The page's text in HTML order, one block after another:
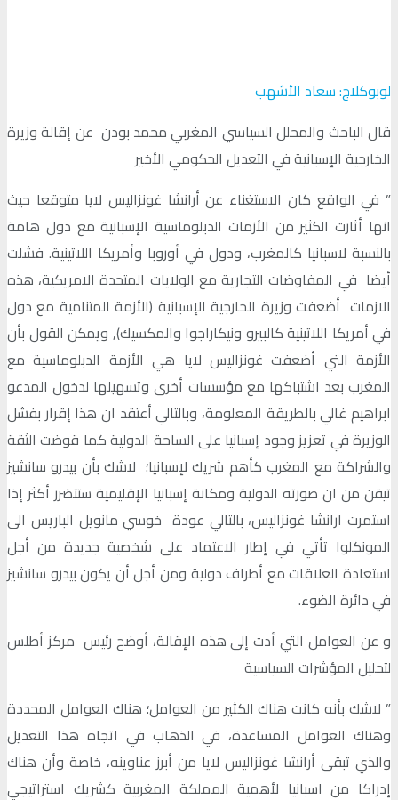
لوبوكلاج: سعاد الأشهب
قال الباحث والمحلل السياسي المغربي محمد بودن عن إقالة وزيرة
الخارجية الإسبانية في التعديل الحكومي الأخير
” في الواقع كان الاستغناء عن أرانشا غونزاليس لايا متوقعا حيث
انها أثارت الكثير من الأزمات الدبلوماسية الإسبانية مع دول هامة
بالنسبة لاسبانيا كالمغرب، ودول في أوروبا وأمريكا اللاتينية. فشلت
أيضا في المفاوضات التجارية مع الولايات المتحدة الامريكية، هذه
الازمات أضعفت وزيرة الخارجية الإسبانية (الأزمة المتنامية مع دول
في أمريكا اللاتينية كالبيرو ونيكاراجوا والمكسيك), ويمكن القول بأن
الأزمة التي أضعفت غونزاليس لايا هي الأزمة الدبلوماسية مع
المغرب بعد اشتباكها مع مؤسسات أخرى وتسهيلها لدخول المدعو
ابراهيم غالي بالطريقة المعلومة، وبالتالي أعتقد ان هذا إقرار بفشل
الوزيرة في تعزيز وجود إسبانيا على الساحة الدولية كما قوضت الثقة
والشراكة مع المغرب كأهم شريك لإسبانيا؛ لاشك بأن بيدرو سانشيز
تيقن من ان صورته الدولية ومكانة إسبانيا الإقليمية ستتضرر أكثر إذا
استمرت ارانشا غونزاليس، بالتالي عودة خوسي مانويل الباريس الى
المونكلوا تأتي في إطار الاعتماد على شخصية جديدة من أجل
استعادة العلاقات مع أطراف دولية ومن أجل أن يكون بيدرو سانشيز
في دائرة الضوء.
و عن العوامل التي أدت إلى هذه الإقالة، أوضح رئيس مركز أطلس
لتحليل المؤشرات السياسية
” لاشك بأنه كانت هناك الكثير من العوامل؛ هناك العوامل المحددة
وهناك العوامل المساعدة، في الذهاب في اتجاه هذا التعديل
والذي تبقى أرانشا غونزاليس لايا من أبرز عناوينه، خاصة وأن هناك
إدراكا من اسبانيا لأهمية المملكة المغربية كشريك استراتيجي